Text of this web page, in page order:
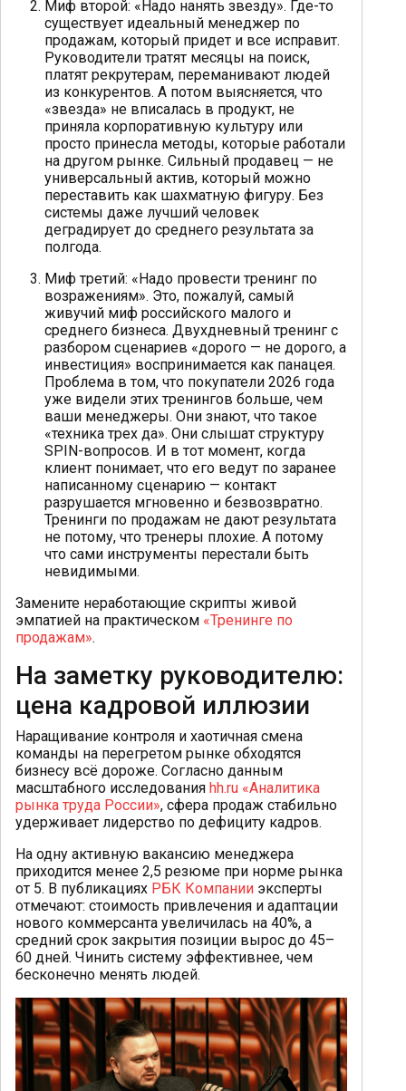
Миф второй: «Надо нанять звезду». Где-то
существует идеальный менеджер по
продажам, который придет и все исправит.
Руководители тратят месяцы на поиск,
платят рекрутерам, переманивают людей
из конкурентов. А потом выясняется, что
«звезда» не вписалась в продукт, не
приняла корпоративную культуру или
просто принесла методы, которые работали
на другом рынке. Сильный продавец — не
универсальный актив, который можно
переставить как шахматную фигуру. Без
системы даже лучший человек
деградирует до среднего результата за
полгода.
Миф третий: «Надо провести тренинг по
возражениям». Это, пожалуй, самый
живучий миф российского малого и
среднего бизнеса. Двухдневный тренинг с
разбором сценариев «дорого — не дорого, а
инвестиция» воспринимается как панацея.
Проблема в том, что покупатели 2026 года
уже видели этих тренингов больше, чем
ваши менеджеры. Они знают, что такое
«техника трех да». Они слышат структуру
SPIN-вопросов. И в тот момент, когда
клиент понимает, что его ведут по заранее
написанному сценарию — контакт
разрушается мгновенно и безвозвратно.
Тренинги по продажам не дают результата
не потому, что тренеры плохие. А потому
что сами инструменты перестали быть
невидимыми.
Замените неработающие скрипты живой
эмпатией на практическом «Тренинге по
продажам».
На заметку руководителю:
цена кадровой иллюзии
Наращивание контроля и хаотичная смена
команды на перегретом рынке обходятся
бизнесу всё дороже. Согласно данным
масштабного исследования hh.ru «Аналитика
рынка труда России», сфера продаж стабильно
удерживает лидерство по дефициту кадров.
На одну активную вакансию менеджера
приходится менее 2,5 резюме при норме рынка
от 5. В публикациях РБК Компании эксперты
отмечают: стоимость привлечения и адаптации
нового коммерсанта увеличилась на 40%, а
средний срок закрытия позиции вырос до 45–
60 дней. Чинить систему эффективнее, чем
бесконечно менять людей.